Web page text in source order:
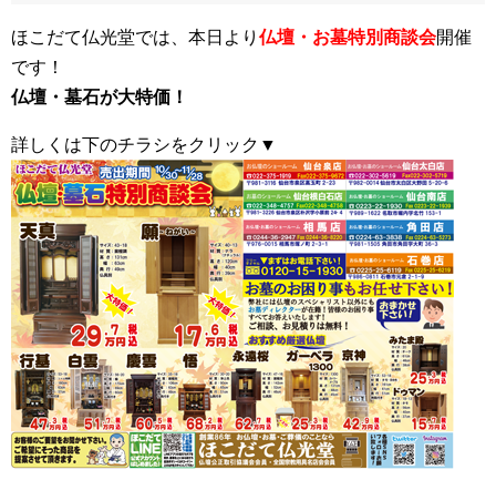
ほこだて仏光堂では、 本日より 仏壇・お墓特別商談会開催
です！
仏壇・墓石が大特価！
詳しくは下のチラシをクリック▼